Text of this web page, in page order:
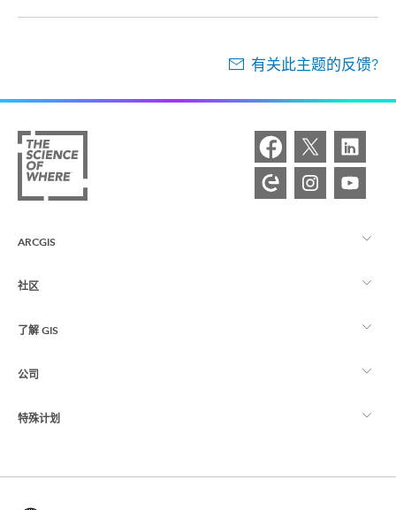
有关此主题的反馈?
ARCGIS
ArcGIS 概览
制图
社区
Esri 社区
ArcGIS 博客
用户研究和测试
了解 GIS
什么是 GIS？
位置智能
培训
公司
关于 Esri
特殊计划